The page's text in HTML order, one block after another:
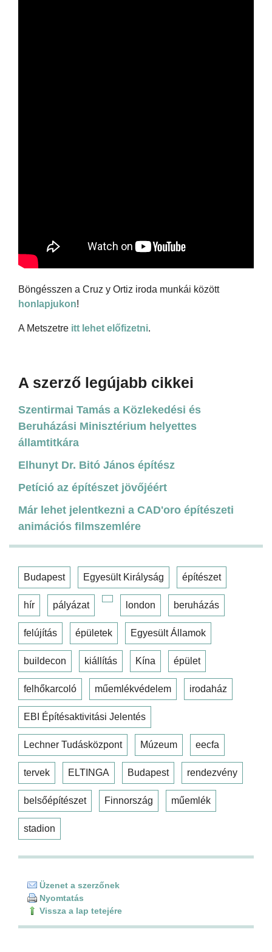
Böngésszen a Cruz y Ortiz iroda munkái között
honlapjukon!
A Metszetre itt lehet előfizetni.
A szerző legújabb cikkei
Szentirmai Tamás a Közlekedési és
Beruházási Minisztérium helyettes
államtitkára
Elhunyt Dr. Bitó János építész
Petíció az építészet jövőjéért
Már lehet jelentkezni a CAD'oro építészeti
animációs filmszemlére
Budapest Egyesült Királyság építészet
hír pályázat london beruházás
felújítás épületek Egyesült Államok
buildecon kiállítás Kína épület
felhőkarcoló műemlékvédelem irodaház
EBI Építésaktivitási Jelentés
Lechner Tudásközpont Múzeum eecfa
tervek ELTINGA Budapest rendezvény
belsőépítészet Finnország műemlék
stadion
Üzenet a szerzőnek
Nyomtatás
Vissza a lap tetejére